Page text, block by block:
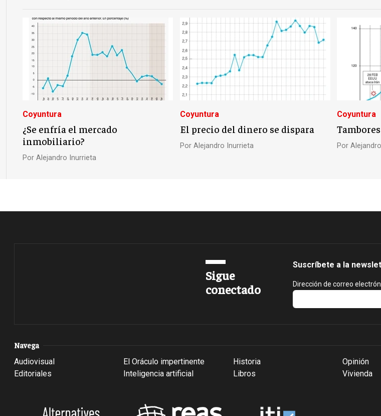
Coyuntura
¿Se enfría el mercado
inmobiliario?
Por Alejandro Inurrieta
Coyuntura
El precio del dinero se dispara
Por Alejandro Inurrieta
Coyuntura
Por
Sigue
conectado
Suscríbete a la
Dirección de correo
Navega
Audiovisual
Editoriales
El Oráculo impertinente
Inteligencia artificial
Historia
Libros
Opinión
Vivienda